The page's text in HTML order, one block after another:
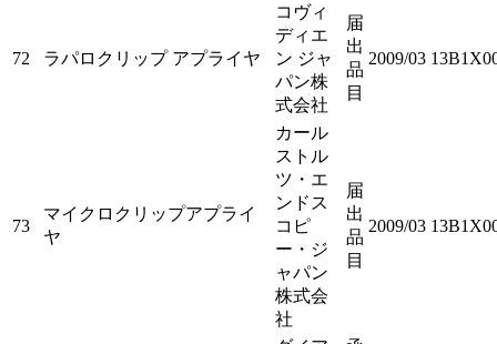
72 ラパロクリップ アプライヤ
コヴィ
ディエ
ン ジャ
パン株
式会社
届
出
品
目
2009/03
73
マイクロクリップアプライ
ヤ
カール
ストル
ツ・エ
ンドス
コピ
ー・ジ
ャパン
株式会
社
届
出
品
目
2009/03